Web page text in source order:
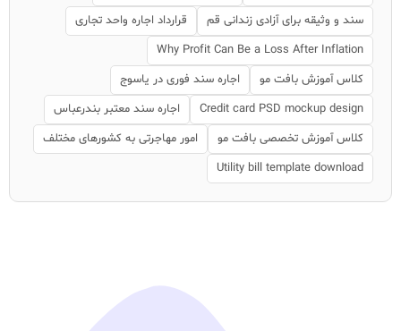
سند و وثیقه برای آزادی زندانی قم
قرارداد اجاره واحد تجاری
Why Profit Can Be a Loss After Inflation
کلاس آموزش بافت مو
اجاره سند فوری در یاسوج
Credit card PSD mockup design
اجاره سند معتبر بندرعباس
کلاس آموزش تخصصی بافت مو
امور مهاجرتی به کشورهای مختلف
Utility bill template download